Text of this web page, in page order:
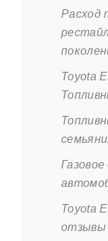
Расход
Toyota
Toyota
отзывы